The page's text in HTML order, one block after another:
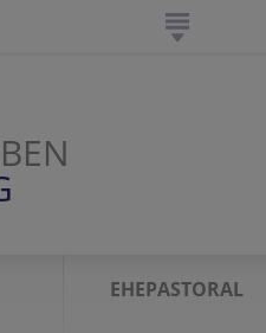
EHEPASTORAL